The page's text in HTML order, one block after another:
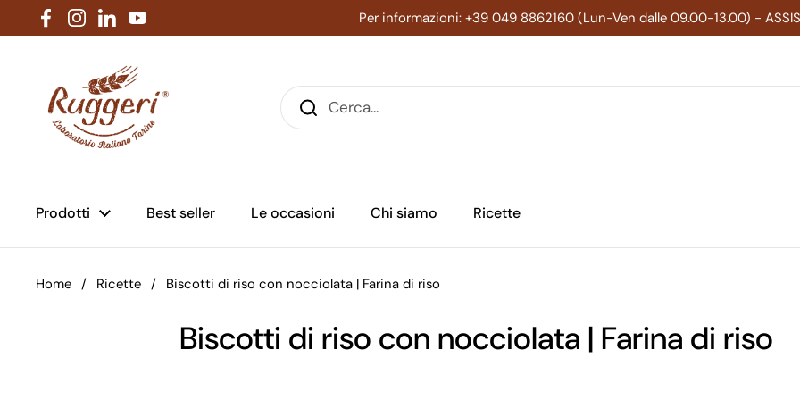
Passa ai contenuti
Facebook
Instagram
LinkedInYouTube
Per informazioni: +39 049 8862160 (Lun-Ven dalle 09.00-13.00) -
Prodotti Best seller Le occasioni Chi siamo Ricette
Home / Ricette / Biscotti di riso con nocciolata | Farina di riso
Biscotti di riso con nocciolata | Farina di riso